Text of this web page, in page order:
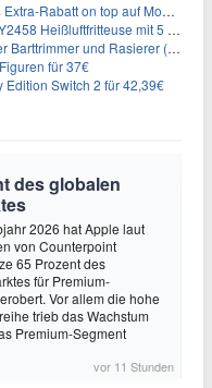
on top auf Mode- und Sport-Artikel
mit 5 Litern für 64,99€
und Rasierer (All in One) für 16€
für 37€
Edition Switch 2 für 42,39€
des globalen
2026 hat Apple laut
von Counterpoint
65 Prozent des
für Premium-
Vor allem die hohe
trieb das Wachstum
Premium-Segment
vor 11 Stunden